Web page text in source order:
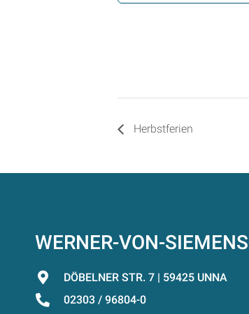
Herbstferien
WERNER-VON-
DÖBELNER STR. 7 | 59425 UNNA
02303 / 96804-0